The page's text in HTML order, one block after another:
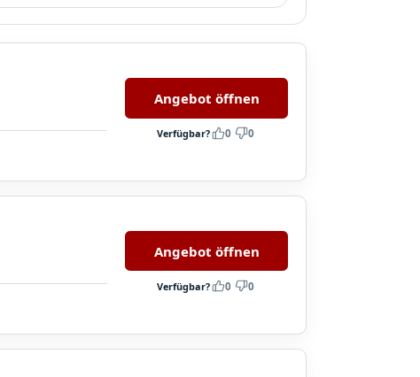
Angebot öffnen
Verfügbar? 0 0
Angebot öffnen
Verfügbar? 0 0